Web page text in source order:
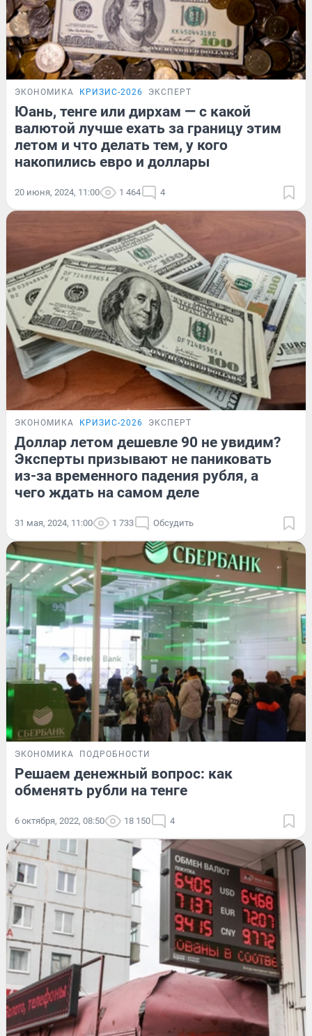
ЭКОНОМИКА КРИЗИС-2026 ЭКСПЕРТ
Юань, тенге или дирхам — с какой
валютой лучше ехать за границу этим
летом и что делать тем, у кого
накопились евро и доллары
20 июня, 2024, 11:00 1 464 4
ЭКОНОМИКА КРИЗИС-2026 ЭКСПЕРТ
Доллар летом дешевле 90 не увидим?
Эксперты призывают не паниковать
из-за временного падения рубля, а
чего ждать на самом деле
31 мая, 2024, 11:00 1 733 Обсудить
ЭКОНОМИКА ПОДРОБНОСТИ
Решаем денежный вопрос: как
обменять рубли на тенге
6 октября, 2022, 08:50 18 150 4